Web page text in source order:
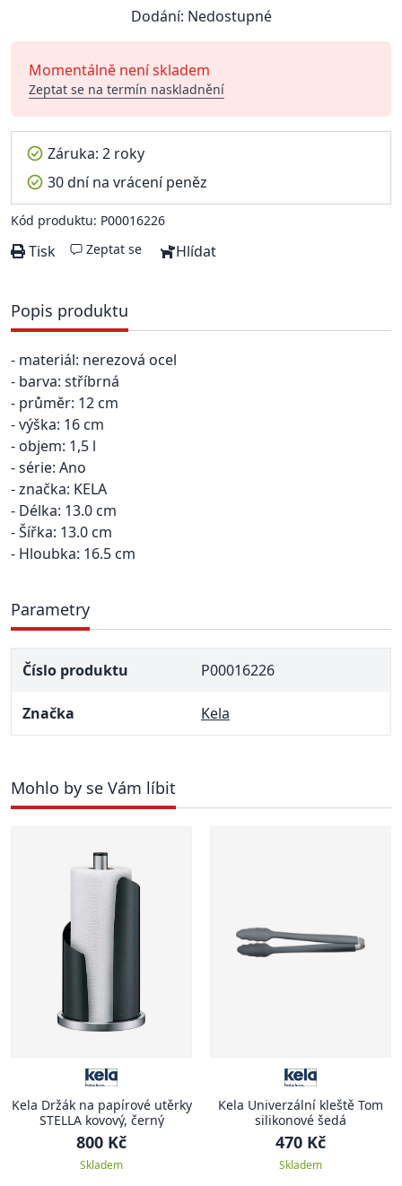
Dodání: Nedostupné
Momentálně není skladem
Zeptat se na termín naskladnění
Záruka: 2 roky
30 dní na vrácení peněz
Kód produktu: P00016226
Tisk Zeptat se Hlídat
Popis produktu
- materiál: nerezová ocel
- barva: stříbrná
- průměr: 12 cm
- výška: 16 cm
- objem: 1,5 l
- série: Ano
- značka: KELA
- Délka: 13.0 cm
- Šířka: 13.0 cm
- Hloubka: 16.5 cm
Parametry
Číslo produktu P00016226
Značka Kela
Mohlo by se Vám líbit
Kela Držák na papírové utěrky
STELLA kovový, černý
800 Kč
Skladem
Kela Univerzální kleště Tom
silikonové šedá
470 Kč
Skladem